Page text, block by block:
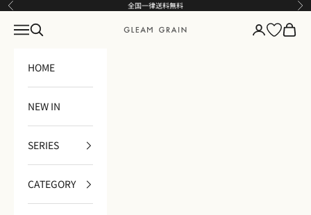
コンテンツへスキップ
前へ 全国一律送料無料 次
GLEAM GRAIN
メニュー
検索 ログインカート
HOME
NEW IN
SERIES
CATEGORY